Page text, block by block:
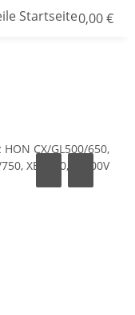
0,00 €